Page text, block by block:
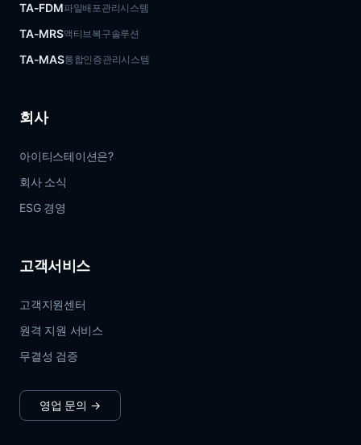
TA-FDM파일배포관리시스템
TA-MRS액티브복구솔루션
TA-MAS통합인증관리시스템
회사
아이티스테이션은?
회사 소식
ESG 경영
고객서비스
고객지원센터
원격 지원 서비스
무결성 검증
영업 문의 →